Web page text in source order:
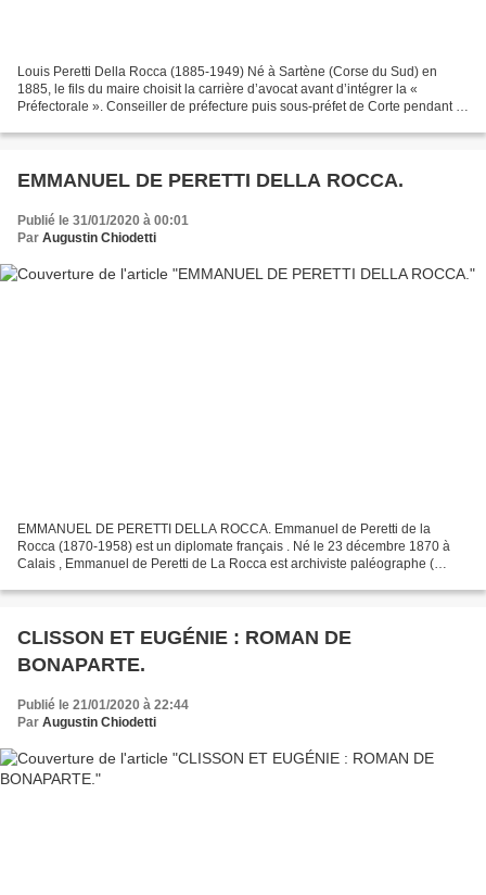
Louis Peretti Della Rocca (1885-1949) Né à Sartène (Corse du Sud) en
1885, le fils du maire choisit la carrière d’avocat avant d’intégrer la «
Préfectorale ». Conseiller de préfecture puis sous-préfet de Corte pendant la
EMMANUEL DE PERETTI DELLA ROCCA.
Publié le 31/01/2020 à 00:01
Par Augustin Chiodetti
EMMANUEL DE PERETTI DELLA ROCCA. Emmanuel de Peretti de la
Rocca (1870-1958) est un diplomate français . Né le 23 décembre 1870 à
Calais , Emmanuel de Peretti de La Rocca est archiviste paléographe (
CLISSON ET EUGÉNIE : ROMAN DE
BONAPARTE.
Publié le 21/01/2020 à 22:44
Par Augustin Chiodetti